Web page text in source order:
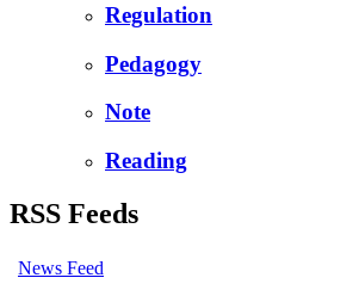
Regulation
Pedagogy
Note
Reading
RSS Feeds
News Feed